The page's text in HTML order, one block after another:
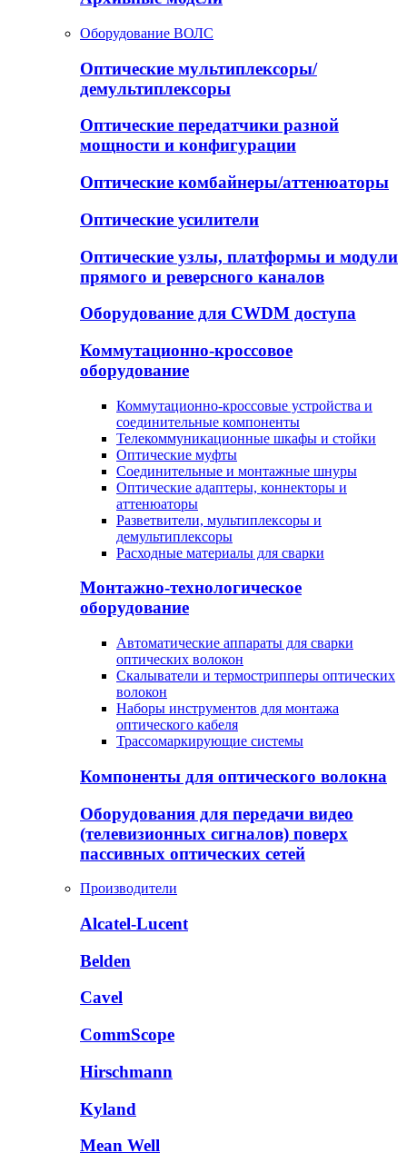
Оборудование ВОЛС
Оптические мультиплексоры/
демультиплексоры
Оптические передатчики разной
мощности и конфигурации
Оптические комбайнеры/аттенюаторы
Оптические усилители
Оптические узлы, платформы и модули
прямого и реверсного каналов
Оборудование для CWDM доступа
Коммутационно-кроссовое
оборудование
Коммутационно-кроссовые устройства и
соединительные компоненты
Телекоммуникационные шкафы и стойки
Оптические муфты
Соединительные и монтажные шнуры
Оптические адаптеры, коннекторы и
аттенюаторы
Разветвители, мультиплексоры и
демультиплексоры
Расходные материалы для сварки
Монтажно-технологическое
оборудование
Автоматические аппараты для сварки
оптических волокон
Cкалыватели и термострипперы оптических
волокон
Наборы инструментов для монтажа
оптического кабеля
Трассомаркирующие системы
Компоненты для оптического волокна
Оборудования для передачи видео
(телевизионных сигналов) поверх
пассивных оптических сетей
Производители
Alcatel-Lucent
Belden
Cavel
CommScope
Hirschmann
Kyland
Mean Well